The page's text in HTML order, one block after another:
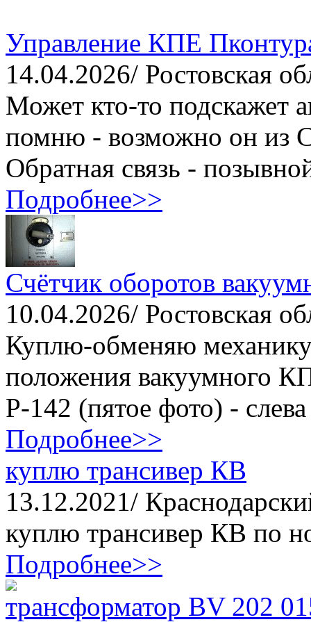
Управление КПЕ
14.04.2026/ Ростовская
Может кто-то подскажет
помню - возможно он из
Обратная связь -
Подробнее>>
Счётчик оборотов
10.04.2026/ Ростовская
Куплю-обменяю
положения вакуумного
Р-142 (пятое фото) -
Подробнее>>
куплю трансивер КВ
13.12.2021/
куплю трансивер КВ по
Подробнее>>
трансформатор BV 202